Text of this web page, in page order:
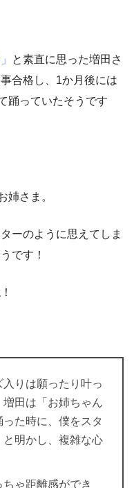
と素直に思った増田さ
合格し、1か月後には
踊っていたそうです
姉さま。
ーのように思えてしま
です！
りは願ったり叶っ
田は「お姉ちゃん
た時に、僕をスタ
明かし、複雑な心
ゃ距離感ができ